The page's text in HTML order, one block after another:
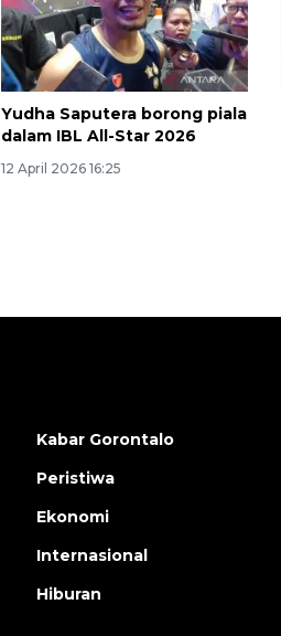
Yudha Saputera borong piala
dalam IBL All-Star 2026
12 April 2026 16:25
Kabar Gorontalo
Peristiwa
Ekonomi
Internasional
Hiburan